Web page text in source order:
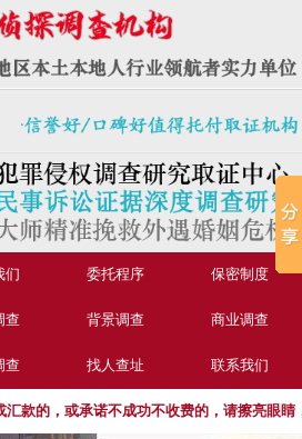
们 委托程序 保密制度
查 背景调查 商业调查
查 找人查址 联系我们
，或承诺不成功不收费的，请擦亮眼睛，谨